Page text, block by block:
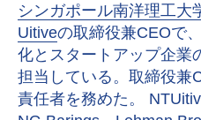
シンガポール南洋理工大
Uitiveの取締役兼CEOで
化とスタートアップ企業
担当している。取締役兼
責任者を務めた。